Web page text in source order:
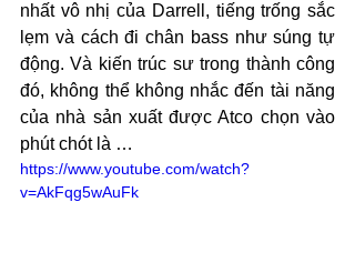
nhất vô nhị của Darrell, tiếng trống sắc
lẹm và cách đi chân bass như súng tự
động. Và kiến trúc sư trong thành công
đó, không thể không nhắc đến tài năng
của nhà sản xuất được Atco chọn vào
phút chót là …
https://www.youtube.com/watch?
v=AkFqg5wAuFk